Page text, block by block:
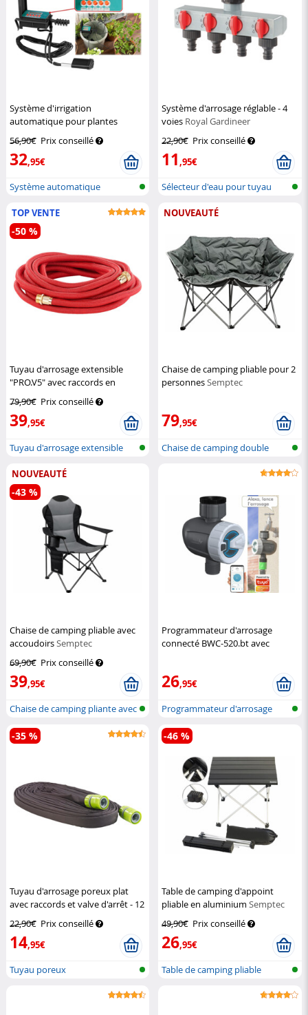
Système d'irrigation
automatique pour plantes
56,90€ Prix conseillé
32,95€
Système automatique
Système d'arrosage réglable - 4
voies Royal Gardineer
22,90€ Prix conseillé
11,95€
Sélecteur d'eau pour tuyau
TOP VENTE
Tuyau d'arrosage extensible
"PRO.V5" avec raccords en
Gardineer
79,90€ Prix conseillé
39,95€
-50 %
Tuyau d'arrosage extensible
NOUVEAUTÉ
Chaise de camping pliable pour 2
personnesSemptec
79,95€
Chaise de camping double
NOUVEAUTÉ
Chaise de camping pliable avec
accoudoirsSemptec
69,90€ Prix conseillé
39,95€
-43 %
Chaise de camping pliante avec
acco...
Programmateur d'arrosage
connecté BWC-520.bt avec
26,95€
Programmateur d'arrosage
bluetooth
Tuyau d'arrosage poreux plat
avec raccords et valve d'arrêt - 12
22,90€ Prix conseillé
14,95€
-35 %
Tuyau poreux
Table de camping d'appoint
pliable en aluminiumSemptec
49,90€ Prix conseillé
26,95€
-46 %
Table de camping pliable